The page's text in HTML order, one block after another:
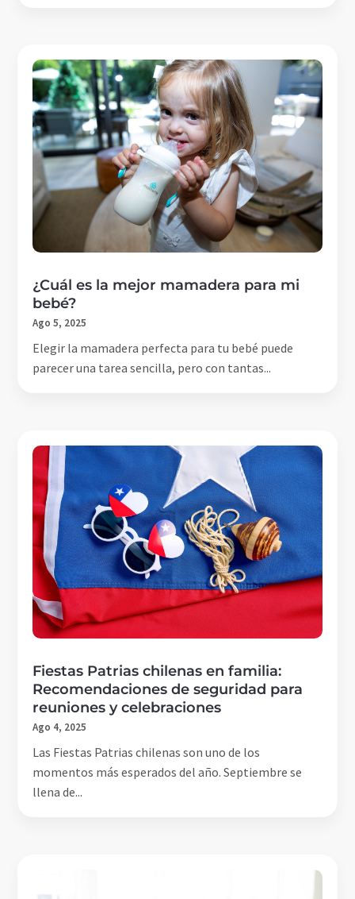
¿Cuál es la mejor mamadera para mi
bebé?
Ago 5, 2025
Elegir la mamadera perfecta para tu bebé puede
parecer una tarea sencilla, pero con tantas...
Fiestas Patrias chilenas en familia:
Recomendaciones de seguridad para
reuniones y celebraciones
Ago 4, 2025
Las Fiestas Patrias chilenas son uno de los
momentos más esperados del año. Septiembre se
llena de...